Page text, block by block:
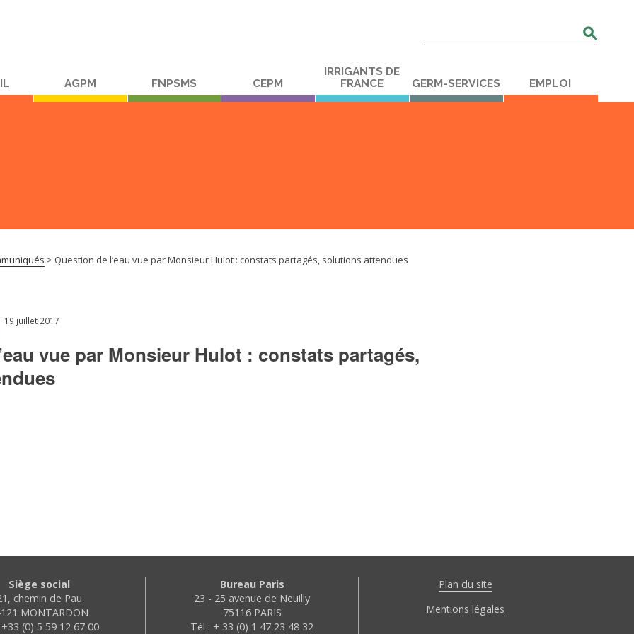
:
AGPM FNPSMS CEPM
IRRIGANTS DE
FRANCE
GERM-SERVICES EMPLOI
> Question de l’eau vue par Monsieur Hulot : constats partagés, solutions attendues
19 juillet 2017
vue par Monsieur Hulot : constats partagés,
Siège social
chemin de Pau
MONTARDON
(0) 5 59 12 67 00
Bureau Paris
23 - 25 avenue de Neuilly
75116 PARIS
Tél : + 33 (0) 1 47 23 48 32
Plan du site
Mentions légales